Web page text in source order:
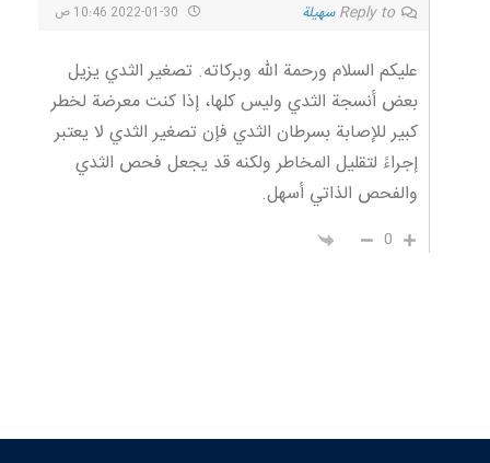
Reply to سهيلة
عليكم السلام ورحمة الله وبركاته. تصغير الثدي يزيل
بعض أنسجة الثدي وليس كلها، إذا كنت معرضة لخطر
كبير للإصابة بسرطان الثدي فإن تصغير الثدي لا يعتبر
إجراءً لتقليل المخاطر ولكنه قد يجعل فحص الثدي
والفحص الذاتي أسهل.
0